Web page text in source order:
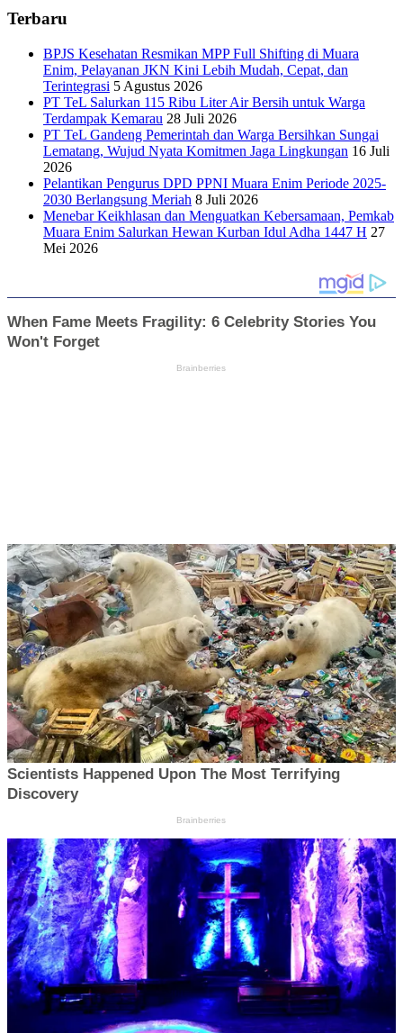
Terbaru
BPJS Kesehatan Resmikan MPP Full Shifting di Muara
Enim, Pelayanan JKN Kini Lebih Mudah, Cepat, dan
Terintegrasi 5 Agustus 2026
PT TeL Salurkan 115 Ribu Liter Air Bersih untuk Warga
Terdampak Kemarau 28 Juli 2026
PT TeL Gandeng Pemerintah dan Warga Bersihkan Sungai
Lematang, Wujud Nyata Komitmen Jaga Lingkungan 16 Juli
2026
Pelantikan Pengurus DPD PPNI Muara Enim Periode 2025-
2030 Berlangsung Meriah 8 Juli 2026
Menebar Keikhlasan dan Menguatkan Kebersamaan, Pemkab
Muara Enim Salurkan Hewan Kurban Idul Adha 1447 H 27
Mei 2026